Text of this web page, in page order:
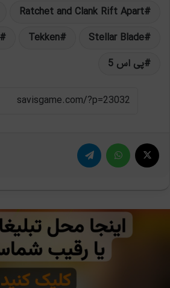
Ratchet and Clank Rift Apart
Stellar Blade
Tekken
پی اس 5